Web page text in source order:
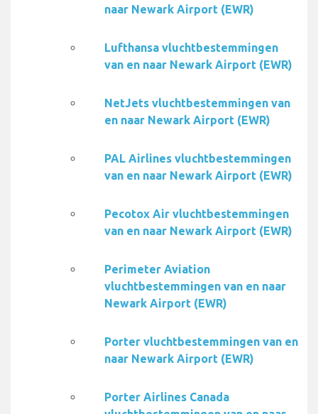
naar Newark Airport (EWR)
Lufthansa vluchtbestemmingen
van en naar Newark Airport (EWR)
NetJets vluchtbestemmingen van
en naar Newark Airport (EWR)
PAL Airlines vluchtbestemmingen
van en naar Newark Airport (EWR)
Pecotox Air vluchtbestemmingen
van en naar Newark Airport (EWR)
Perimeter Aviation
vluchtbestemmingen van en naar
Newark Airport (EWR)
Porter vluchtbestemmingen van en
naar Newark Airport (EWR)
Porter Airlines Canada